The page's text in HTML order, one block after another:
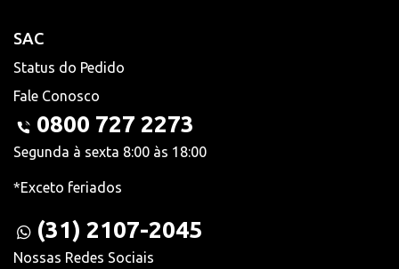
SAC
Status do Pedido
Fale Conosco
0800 727 2273
Segunda à sexta 8:00 às 18:00
*Exceto feriados
(31) 2107-2045
Nossas Redes Sociais